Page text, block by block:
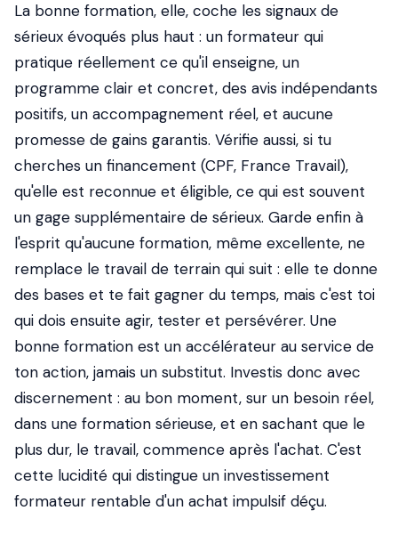
La bonne formation, elle, coche les signaux de
sérieux évoqués plus haut : un formateur qui
pratique réellement ce qu'il enseigne, un
programme clair et concret, des avis indépendants
positifs, un accompagnement réel, et aucune
promesse de gains garantis. Vérifie aussi, si tu
cherches un financement (CPF, France Travail),
qu'elle est reconnue et éligible, ce qui est souvent
un gage supplémentaire de sérieux. Garde enfin à
l'esprit qu'aucune formation, même excellente, ne
remplace le travail de terrain qui suit : elle te donne
des bases et te fait gagner du temps, mais c'est toi
qui dois ensuite agir, tester et persévérer. Une
bonne formation est un accélérateur au service de
ton action, jamais un substitut. Investis donc avec
discernement : au bon moment, sur un besoin réel,
dans une formation sérieuse, et en sachant que le
plus dur, le travail, commence après l'achat. C'est
cette lucidité qui distingue un investissement
formateur rentable d'un achat impulsif déçu.